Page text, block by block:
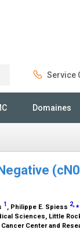
Service
Domaines
1 , Philippe E. Spiess 2,⁎
Sciences, Little
Center and